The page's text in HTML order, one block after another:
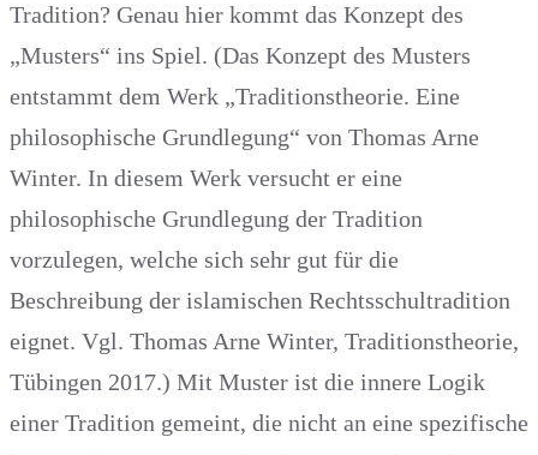
Tradition? Genau hier kommt das Konzept des
„Musters“ ins Spiel. (Das Konzept des Musters
entstammt dem Werk „Traditionstheorie. Eine
philosophische Grundlegung“ von Thomas Arne
Winter. In diesem Werk versucht er eine
philosophische Grundlegung der Tradition
vorzulegen, welche sich sehr gut für die
Beschreibung der islamischen Rechtsschultradition
eignet. Vgl. Thomas Arne Winter, Traditionstheorie,
Tübingen 2017.) Mit Muster ist die innere Logik
einer Tradition gemeint, die nicht an eine spezifische